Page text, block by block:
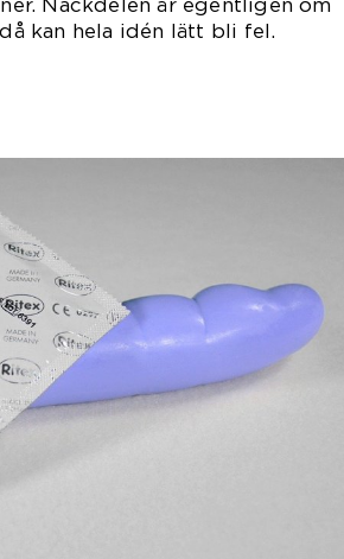
Nackdelen är egentligen om
kan hela idén lätt bli fel.